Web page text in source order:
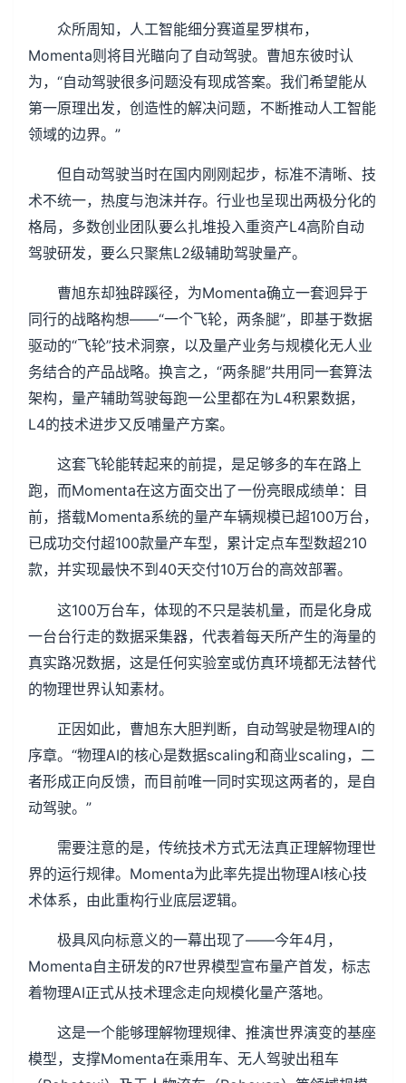
众所周知，人工智能细分赛道星罗棋布，
Momenta则将目光瞄向了自动驾驶。曹旭东彼时认
为，“自动驾驶很多问题没有现成答案。我们希望能从
第一原理出发，创造性的解决问题，不断推动人工智能
领域的边界。”
但自动驾驶当时在国内刚刚起步，标准不清晰、技
术不统一，热度与泡沫并存。行业也呈现出两极分化的
格局，多数创业团队要么扎堆投入重资产L4高阶自动
驾驶研发，要么只聚焦L2级辅助驾驶量产。
曹旭东却独辟蹊径，为Momenta确立一套迥异于
同行的战略构想——“一个飞轮，两条腿”，即基于数据
驱动的“飞轮”技术洞察，以及量产业务与规模化无人业
务结合的产品战略。换言之，“两条腿”共用同一套算法
架构，量产辅助驾驶每跑一公里都在为L4积累数据，
L4的技术进步又反哺量产方案。
这套飞轮能转起来的前提，是足够多的车在路上
跑，而Momenta在这方面交出了一份亮眼成绩单：目
前，搭载Momenta系统的量产车辆规模已超100万台，
已成功交付超100款量产车型，累计定点车型数超210
款，并实现最快不到40天交付10万台的高效部署。
这100万台车，体现的不只是装机量，而是化身成
一台台行走的数据采集器，代表着每天所产生的海量的
真实路况数据，这是任何实验室或仿真环境都无法替代
的物理世界认知素材。
正因如此，曹旭东大胆判断，自动驾驶是物理AI的
序章。“物理AI的核心是数据scaling和商业scaling，二
者形成正向反馈，而目前唯一同时实现这两者的，是自
动驾驶。”
需要注意的是，传统技术方式无法真正理解物理世
界的运行规律。Momenta为此率先提出物理AI核心技
术体系，由此重构行业底层逻辑。
极具风向标意义的一幕出现了——今年4月，
Momenta自主研发的R7世界模型宣布量产首发，标志
着物理AI正式从技术理念走向规模化量产落地。
这是一个能够理解物理规律、推演世界演变的基座
模型，支撑Momenta在乘用车、无人驾驶出租车